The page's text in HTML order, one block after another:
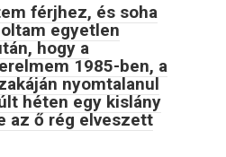
férjhez, és soha
egyetlen
hogy a
1985-ben, a
nyomtalanul
héten egy kislány
az ő rég elveszett